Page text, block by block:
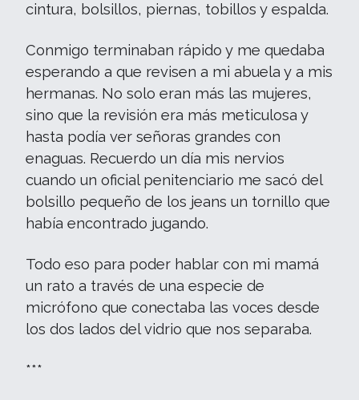
cintura, bolsillos, piernas, tobillos y espalda.
Conmigo terminaban rápido y me quedaba
esperando a que revisen a mi abuela y a mis
hermanas. No solo eran más las mujeres,
sino que la revisión era más meticulosa y
hasta podía ver señoras grandes con
enaguas. Recuerdo un día mis nervios
cuando un oficial penitenciario me sacó del
bolsillo pequeño de los jeans un tornillo que
había encontrado jugando.
Todo eso para poder hablar con mi mamá
un rato a través de una especie de
micrófono que conectaba las voces desde
los dos lados del vidrio que nos separaba.
***